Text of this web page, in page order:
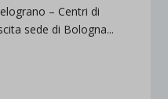
– Centri di
sede di Bologna...